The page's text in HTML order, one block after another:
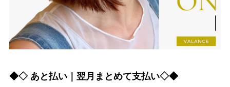
◆◇ あと払い｜翌月まとめて支払い◇◆